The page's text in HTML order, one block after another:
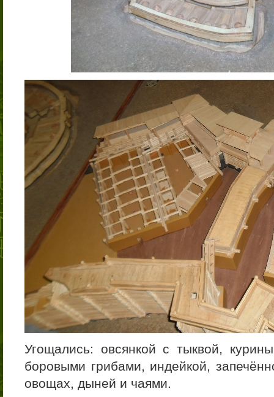
Угощались: овсянкой с тыквой,
боровыми грибами, индейкой,
овощах, дыней и чаями.